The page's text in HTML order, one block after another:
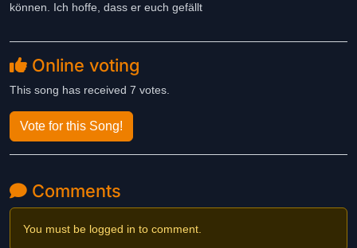
können. Ich hoffe, dass er euch gefällt
Online voting
This song has received 7 votes.
Vote for this Song!
Comments
You must be logged in to comment.